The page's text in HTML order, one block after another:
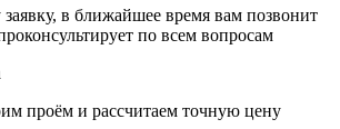
в ближайшее время вам позвонит
по всем вопросам
проём и рассчитаем точную цену